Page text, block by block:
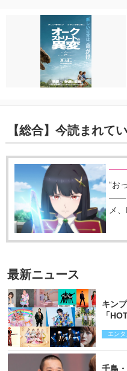
【総合】今読まれて
“お
――
メ
最新ニュース
キン
「
エンタ
千鳥